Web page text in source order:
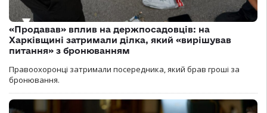
«Продавав» вплив на держпосадовців: на
Харківщині затримали ділка, який «вирішував
питання» з бронюванням
Правоохоронці затримали посередника, який брав гроші за
бронювання.